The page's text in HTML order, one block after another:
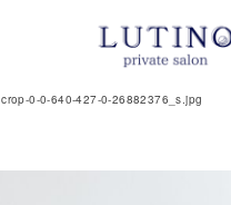
crop-0-0-640-427-0-26882376_s.jpg